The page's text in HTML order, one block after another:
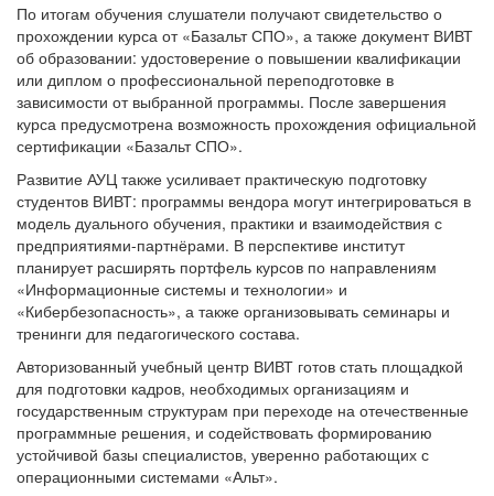
По итогам обучения слушатели получают свидетельство о
прохождении курса от «Базальт СПО», а также документ ВИВТ
об образовании: удостоверение о повышении квалификации
или диплом о профессиональной переподготовке в
зависимости от выбранной программы. После завершения
курса предусмотрена возможность прохождения официальной
сертификации «Базальт СПО».
Развитие АУЦ также усиливает практическую подготовку
студентов ВИВТ: программы вендора могут интегрироваться в
модель дуального обучения, практики и взаимодействия с
предприятиями-партнёрами. В перспективе институт
планирует расширять портфель курсов по направлениям
«Информационные системы и технологии» и
«Кибербезопасность», а также организовывать семинары и
тренинги для педагогического состава.
Авторизованный учебный центр ВИВТ готов стать площадкой
для подготовки кадров, необходимых организациям и
государственным структурам при переходе на отечественные
программные решения, и содействовать формированию
устойчивой базы специалистов, уверенно работающих с
операционными системами «Альт».